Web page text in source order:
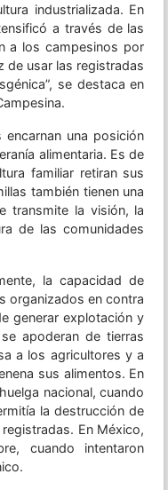
industrializada. En
a través de las
a los campesinos por
de usar las registradas
se destaca en
una posición
alimentaria. Es de
familiar retiran sus
también tienen una
transmite la visión, la
de las comunidades
la capacidad de
organizados en contra
generar explotación y
apoderan de tierras
a los agricultores y a
sus alimentos. En
nacional, cuando
la destrucción de
En México,
cuando intentaron